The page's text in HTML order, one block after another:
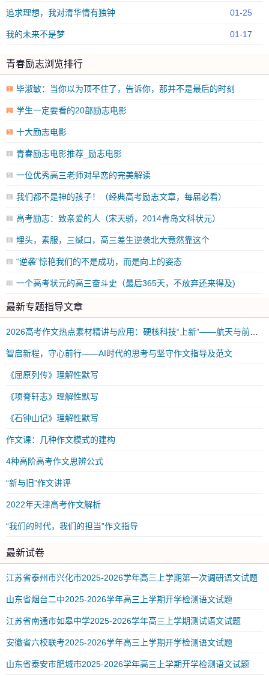
追求理想，我对清华情有独钟 01-25
我的未来不是梦 01-17
青春励志浏览排行
1 毕淑敏：当你以为顶不住了，告诉你，那并不是最后的时刻
2 学生一定要看的20部励志电影
3 十大励志电影
4 青春励志电影推荐_励志电影
5 一位优秀高三老师对早恋的完美解读
6 我们都不是神的孩子！（经典高考励志文章，每届必看）
7 高考励志：致亲爱的人（宋天骄，2014青岛文科状元）
8 埋头，素服，三缄口，高三差生逆袭北大竟然靠这个
9 “逆袭”惊艳我们的不是成功，而是向上的姿态
10 一个高考状元的高三奋斗史（最后365天，不放弃还来得及)
最新专题指导文章
智启新程，守心前行——AI时代的思考与坚守作文指导及范文
《屈原列传》理解性默写
《项脊轩志》理解性默写
《石钟山记》理解性默写
作文课：几种作文模式的建构
4种高阶高考作文思辨公式
“新与旧”作文讲评
2022年天津高考作文解析
“我们的时代，我们的担当”作文指导
最新试卷
江苏省泰州市兴化市2025-2026学年高三上学期第一次调研语文试题
山东省烟台二中2025-2026学年高三上学期开学检测语文试题
江苏省南通市如皋中学2025-2026学年高三上学期测试语文试题
安徽省六校联考2025-2026学年高三上学期开学检测语文试题
山东省泰安市肥城市2025-2026学年高三上学期开学检测语文试题